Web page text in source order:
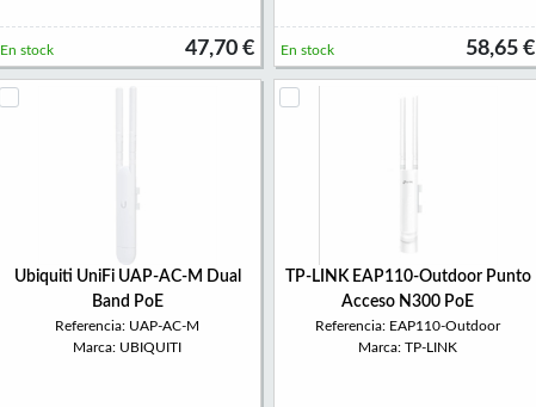
47,70 €
En stock 58,65 €
En stock
Ubiquiti UniFi UAP-AC-M Dual
Band PoE
Referencia: UAP-AC-M
Marca: UBIQUITI
TP-LINK EAP110-Outdoor Punto
Acceso N300 PoE
Referencia: EAP110-Outdoor
Marca: TP-LINK